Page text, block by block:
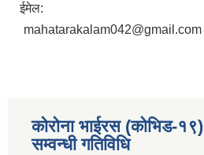
ईमेल:
mahatarakalam042@gmail.com
कोरोना भाईरस (कोभिड-१९)
सम्वन्धी गतिविधि